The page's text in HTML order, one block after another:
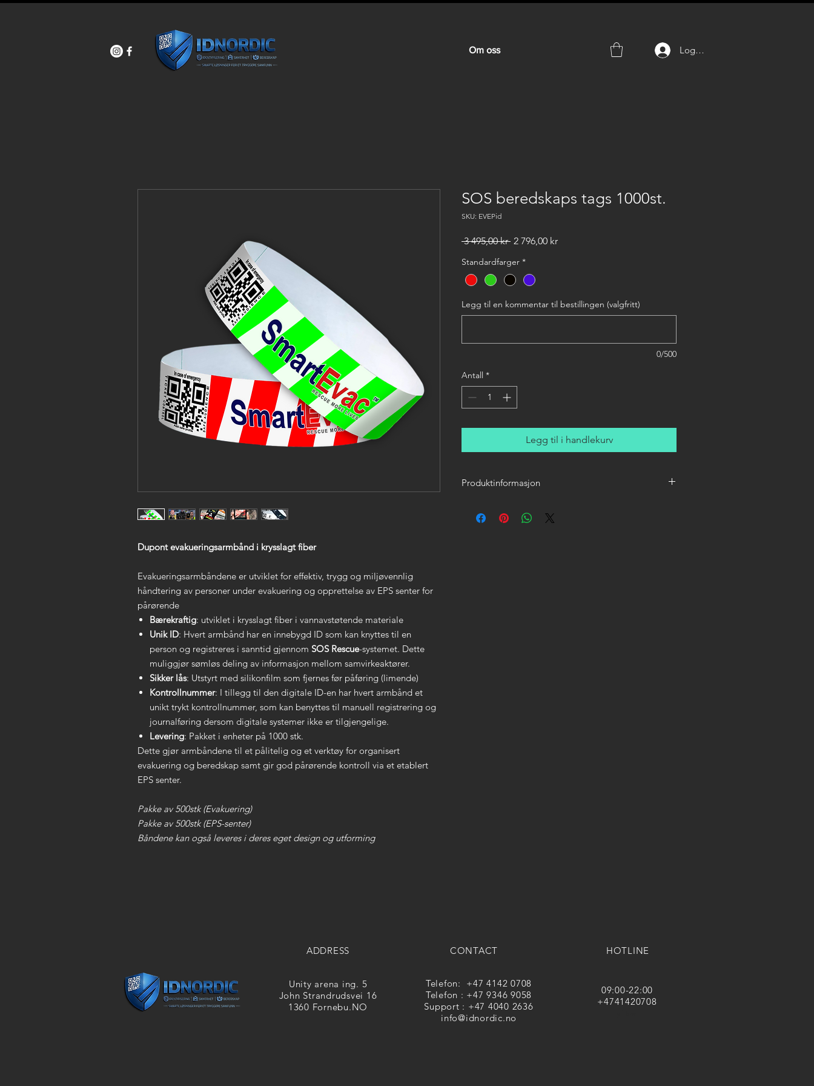
Om oss Logg inn
Dupont evakueringsarmbånd i krysslagt fiber
Evakueringsarmbåndene er utviklet for effektiv, trygg og miljøvennlig
håndtering av personer under evakuering og opprettelse av EPS senter for
pårørende
Bærekraftig: utviklet i krysslagt fiber i vannavstøtende materiale
Unik ID: Hvert armbånd har en innebygd ID som kan knyttes til en
person og registreres i sanntid gjennom SOS Rescue-systemet. Dette
muliggjør sømløs deling av informasjon mellom samvirkeaktører.
Sikker lås: Utstyrt med silikonfilm som fjernes før påføring (limende)
Kontrollnummer: I tillegg til den digitale ID-en har hvert armbånd et
unikt trykt kontrollnummer, som kan benyttes til manuell registrering og
journalføring dersom digitale systemer ikke er tilgjengelige.
Levering: Pakket i enheter på 1000 stk.
Dette gjør armbåndene til et pålitelig og et verktøy for organisert
evakuering og beredskap samt gir god pårørende kontroll via et etablert
EPS senter.
Pakke av 500stk (Evakuering)
Pakke av 500stk (EPS-senter)
Båndene kan også leveres i deres eget design og utforming
SOS beredskaps tags 1000st.
SKU: EVEPid
3 495,00 kr Vanlig
2 796,00 krSalgspris
Standardfarger *
Legg til en kommentar til bestillingen (valgfritt)
0/500
Antall *
Legg til i handlekurv
Produktinformasjon
Lengde/bredde/tag: 15x350mm + 30x25mm
ADDRESS
Unity arena ing. 5
John Strandrudsvei 16
1360 Fornebu.NO
CONTACT
Telefon: +47 4142 0708
Telefon : +47 9346 9058
Support : +47 4040 2636
info@idnordic.no
HOTLINE
09:00-22:00
+4741420708